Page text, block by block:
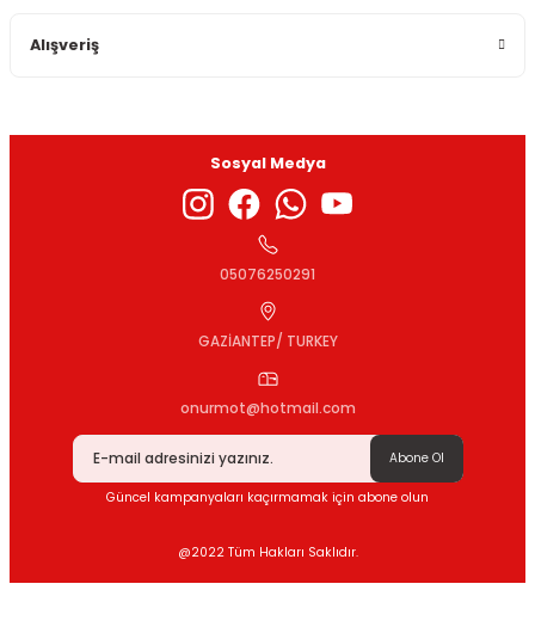
Gönder
Alışveriş
Sosyal Medya
05076250291
GAZİANTEP/ TURKEY
onurmot@hotmail.com
Abone Ol
Güncel kampanyaları kaçırmamak için abone olun
@2022 Tüm Hakları Saklıdır.